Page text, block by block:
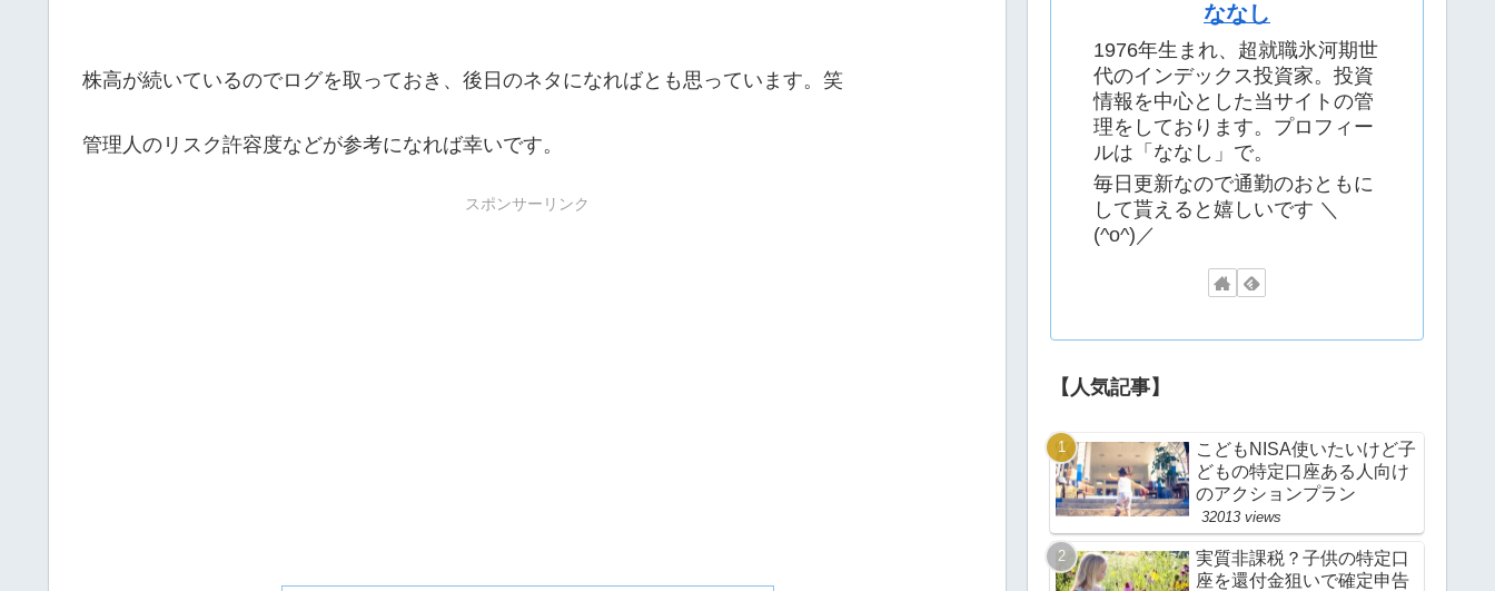
株高が続いているのでログを取っておき、後日のネタになればとも思っています。笑
管理人のリスク許容度などが参考になれば幸いです。
スポンサーリンク
ななし
1976年生まれ、超就職氷河期世
代のインデックス投資家。投資
情報を中心とした当サイトの管
理をしております。プロフィー
ルは「ななし」で。
毎日更新なので通勤のおともに
して貰えると嬉しいです ＼
(^o^)／
【人気記事】
こどもNISA使いたいけど子
どもの特定口座ある人向け
のアクションプラン
32013 views
実質非課税？子供の特定口
座を還付金狙いで確定申告